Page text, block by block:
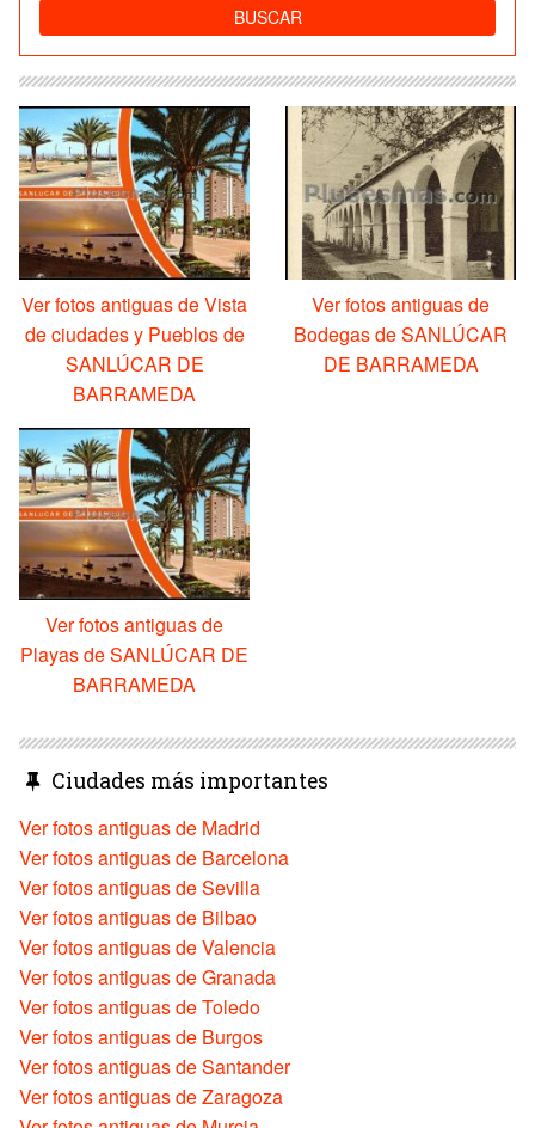
BUSCAR
Ver fotos antiguas de Vista
de ciudades y Pueblos de
SANLÚCAR DE
BARRAMEDA
Ver fotos antiguas de
Bodegas de SANLÚCAR
DE BARRAMEDA
Ver fotos antiguas de
Playas de SANLÚCAR DE
BARRAMEDA
Ciudades más importantes
Ver fotos antiguas de Madrid
Ver fotos antiguas de Barcelona
Ver fotos antiguas de Sevilla
Ver fotos antiguas de Bilbao
Ver fotos antiguas de Valencia
Ver fotos antiguas de Granada
Ver fotos antiguas de Toledo
Ver fotos antiguas de Burgos
Ver fotos antiguas de Santander
Ver fotos antiguas de Zaragoza